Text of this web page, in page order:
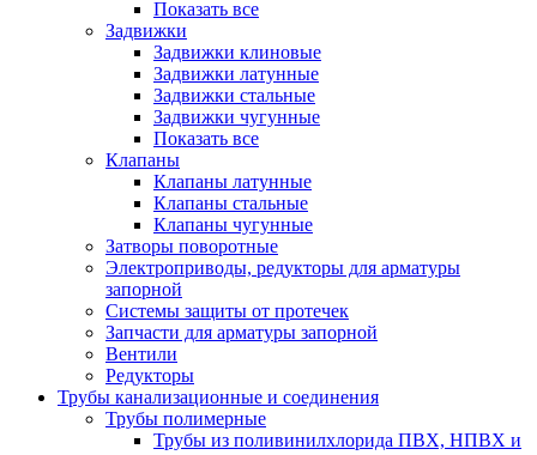
Показать все
Задвижки
Задвижки клиновые
Задвижки латунные
Задвижки стальные
Задвижки чугунные
Показать все
Клапаны
Клапаны латунные
Клапаны стальные
Клапаны чугунные
Затворы поворотные
Электроприводы, редукторы для арматуры
запорной
Системы защиты от протечек
Запчасти для арматуры запорной
Вентили
Редукторы
Трубы канализационные и соединения
Трубы полимерные
Трубы из поливинилхлорида ПВХ, НПВХ и